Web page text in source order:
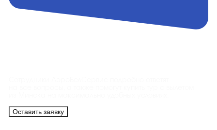
Оставить заявку